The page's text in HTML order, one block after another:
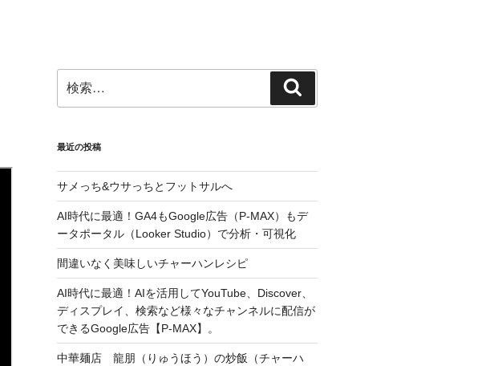
索:
索
最近の投稿
サメっち&ウサっちとフットサルへ
AI時代に最適！GA4もGoogle広告（P-MAX）もデ
ータポータル（Looker Studio）で分析・可視化
間違いなく美味しいチャーハンレシピ
AI時代に最適！AIを活用してYouTube、Discover、
ディスプレイ、検索など様々なチャンネルに配信が
できるGoogle広告【P-MAX】。
中華麺店 龍朋（りゅうほう）の炒飯（チャーハ